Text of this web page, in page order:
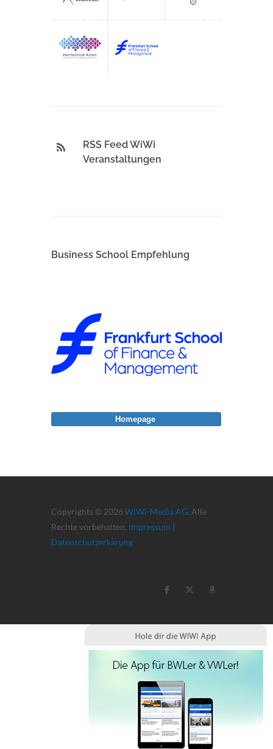
RSS Feed WiWi
Veranstaltungen
Business School Empfehlung
Copyrights © 2026 WiWi-Media AG. Alle
Rechte vorbehalten. Impressum |
Datenschutzerkärung
Homepage